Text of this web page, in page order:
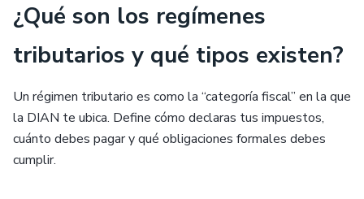
¿Qué son los regímenes
tributarios y qué tipos existen?
Un régimen tributario es como la “categoría fiscal” en la que
la DIAN te ubica. Define cómo declaras tus impuestos,
cuánto debes pagar y qué obligaciones formales debes
cumplir.